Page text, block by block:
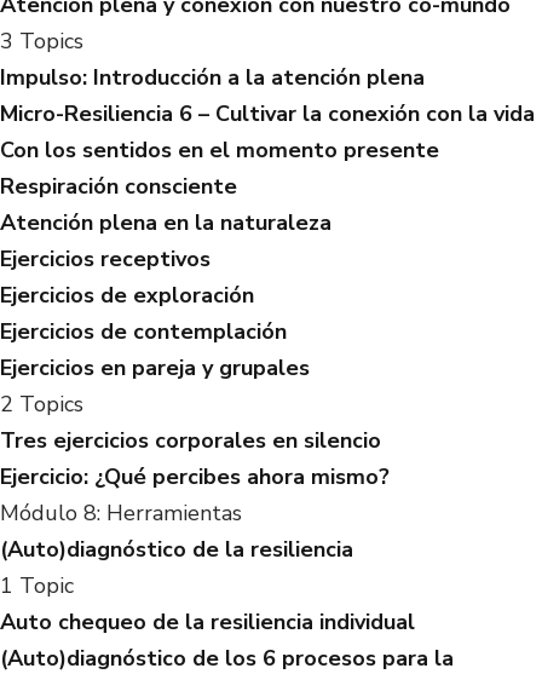
3 Topics
Impulso: Introducción a la atención plena
Micro-Resiliencia 6 – Cultivar la conexión con la vida
Con los sentidos en el momento presente
Respiración consciente
Atención plena en la naturaleza
Ejercicios receptivos
Ejercicios de exploración
Ejercicios de contemplación
Ejercicios en pareja y grupales
2 Topics
Tres ejercicios corporales en silencio
Ejercicio: ¿Qué percibes ahora mismo?
Módulo 8: Herramientas
(Auto)diagnóstico de la resiliencia
1 Topic
Auto chequeo de la resiliencia individual
(Auto)diagnóstico de los 6 procesos para la